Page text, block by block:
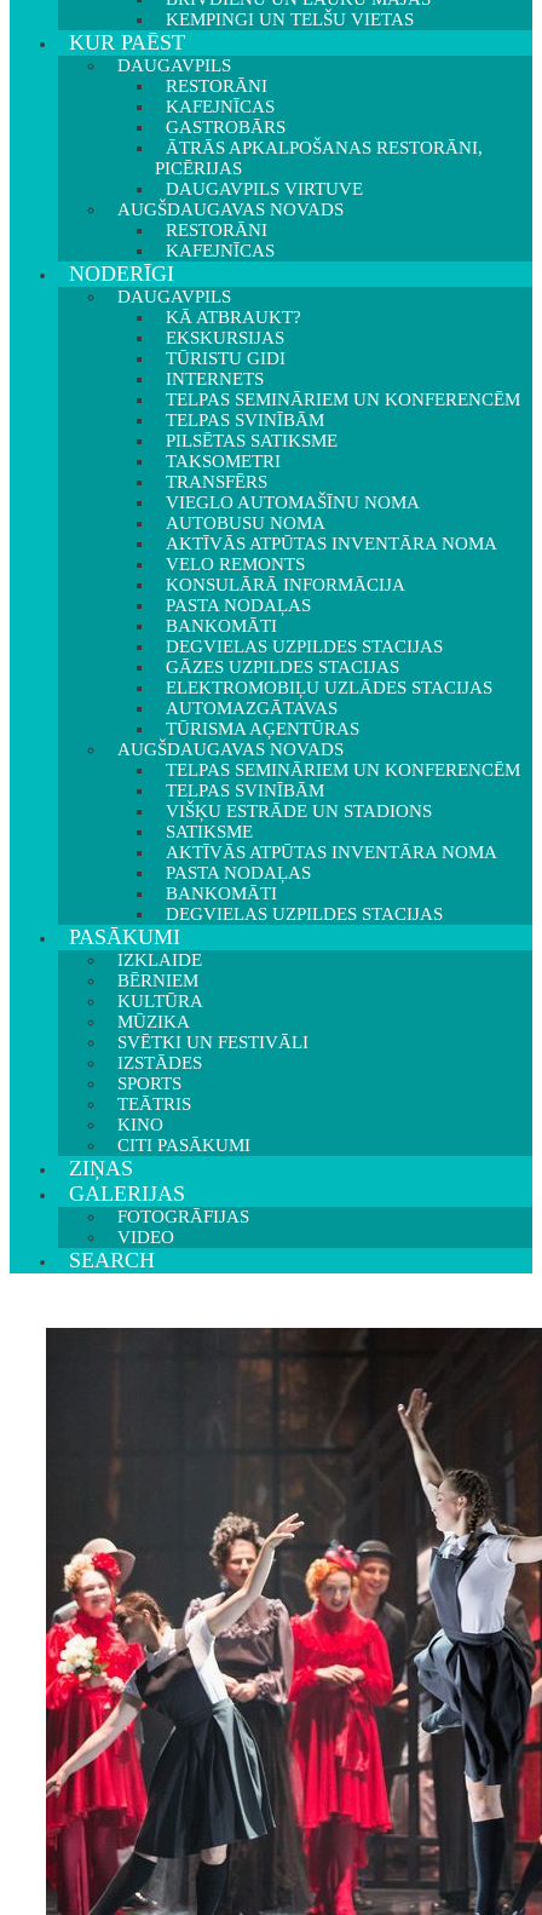
KEMPINGI UN TELŠU VIETAS
KUR PAĒST
DAUGAVPILS
RESTORĀNI
KAFEJNĪCAS
GASTROBĀRS
ĀTRĀS APKALPOŠANAS RESTORĀNI,
PICĒRIJAS
DAUGAVPILS VIRTUVE
AUGŠDAUGAVAS NOVADS
RESTORĀNI
KAFEJNĪCAS
NODERĪGI
DAUGAVPILS
KĀ ATBRAUKT?
EKSKURSIJAS
TŪRISTU GIDI
INTERNETS
TELPAS SEMINĀRIEM UN KONFERENCĒM
TELPAS SVINĪBĀM
PILSĒTAS SATIKSME
TAKSOMETRI
TRANSFĒRS
VIEGLO AUTOMAŠĪNU NOMA
AUTOBUSU NOMA
AKTĪVĀS ATPŪTAS INVENTĀRA NOMA
VELO REMONTS
KONSULĀRĀ INFORMĀCIJA
PASTA NODAĻAS
BANKOMĀTI
DEGVIELAS UZPILDES STACIJAS
GĀZES UZPILDES STACIJAS
ELEKTROMOBIĻU UZLĀDES STACIJAS
AUTOMAZGĀTAVAS
TŪRISMA AĢENTŪRAS
AUGŠDAUGAVAS NOVADS
TELPAS SEMINĀRIEM UN KONFERENCĒM
TELPAS SVINĪBĀM
VIŠĶU ESTRĀDE UN STADIONS
SATIKSME
AKTĪVĀS ATPŪTAS INVENTĀRA NOMA
PASTA NODAĻAS
BANKOMĀTI
DEGVIELAS UZPILDES STACIJAS
PASĀKUMI
IZKLAIDE
BĒRNIEM
KULTŪRA
MŪZIKA
SVĒTKI UN FESTIVĀLI
IZSTĀDES
SPORTS
TEĀTRIS
KINO
CITI PASĀKUMI
ZIŅAS
GALERIJAS
FOTOGRĀFIJAS
VIDEO
SEARCH